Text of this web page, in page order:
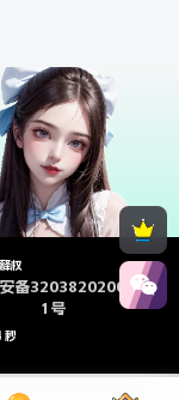
权
备3203820200101
1号
秒